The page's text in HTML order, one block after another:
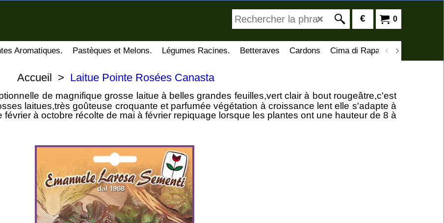
0
€
Aromatiques. Pastèques et Melons. Légumes Racines. Betteraves Cardons Cima di Rapa Artichauts
Accueil > Laitue Pointe Rosées Canasta
de magnifique grosse laitue à belles grandes feuilles,vert clair à bout rougeâtre,c'est
laitues,très goûteuse croquante et parfumée végétation à croissance lent elle s'adapte à
à octobre récolte de mai à février repiquage lorsque les plantes ont une hauteur de 8 à